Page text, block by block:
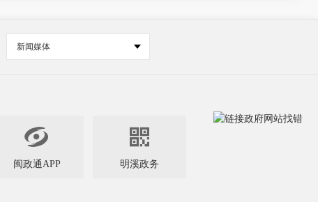
新闻媒体

闽政通APP

明溪政务